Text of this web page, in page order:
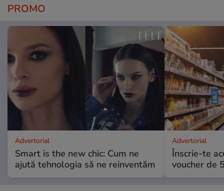
PROMO
Advertorial
Smart is the new chic: Cum ne
ajută tehnologia să ne reinventăm
Advertorial
Înscrie-te
voucher de